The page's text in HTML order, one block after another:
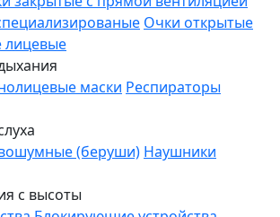
Очки открытые
маски Респираторы
(беруши) Наушники
с высоты